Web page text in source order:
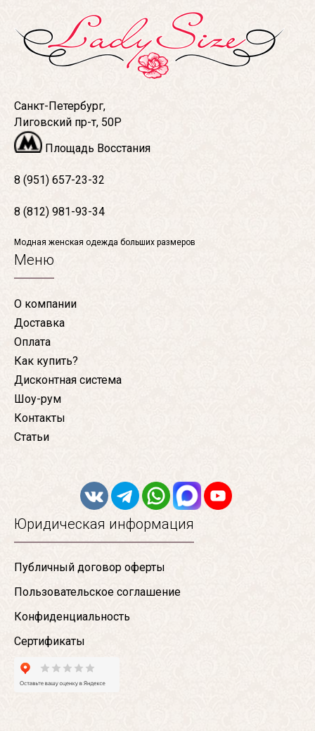
Санкт-Петербург,
Лиговский пр-т, 50Р
Площадь Восстания
8 (951) 657-23-32
8 (812) 981-93-34
Модная женская одежда больших размеров
Меню
О компании
Доставка
Оплата
Как купить?
Дисконтная система
Шоу-рум
Контакты
Статьи
Юридическая информация
Публичный договор оферты
Пользовательское соглашение
Конфиденциальность
Сертификаты